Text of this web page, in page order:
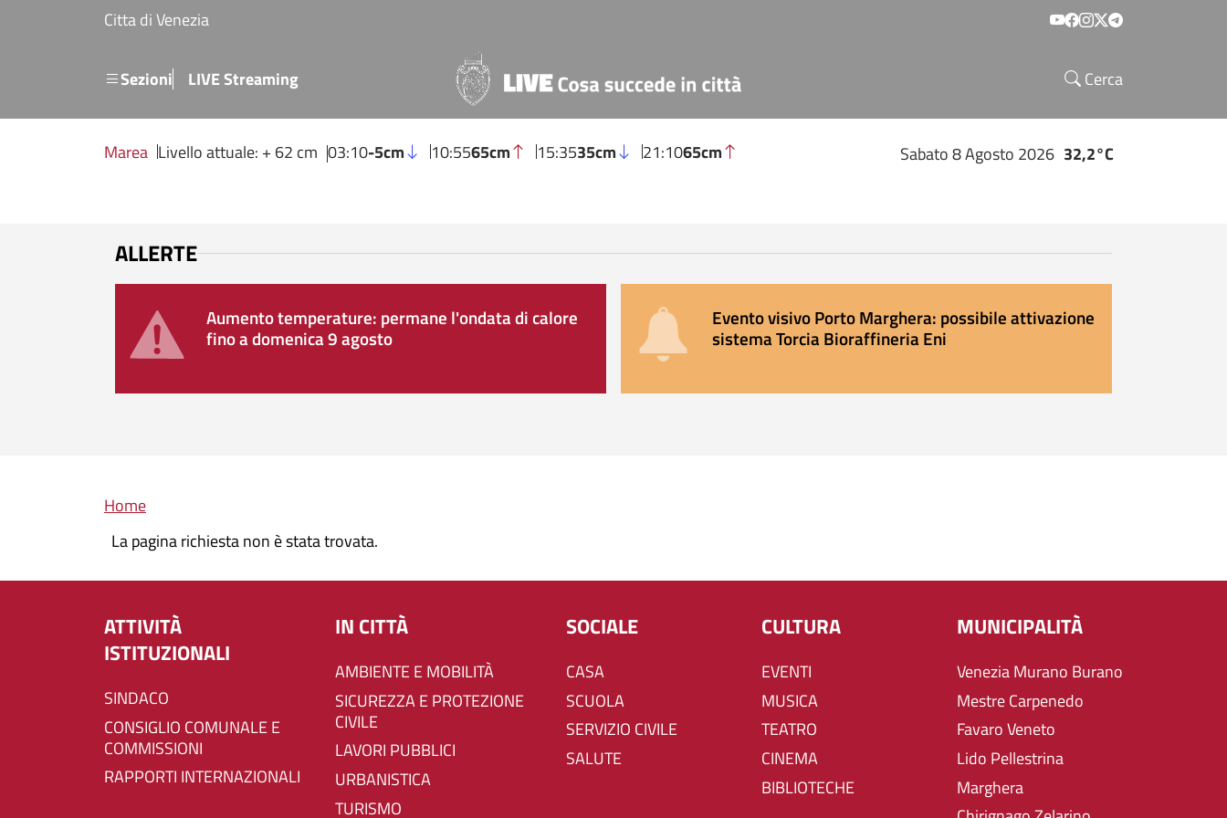
Salta al contenuto principale
Citta di Venezia Social menu
SezioniMenu secondario
LIVE Streaming Cerca
Marea Livello attuale: + 62 cm 03:10-5cm 10:5565cm 15:3535cm 21:1065cm Sabato 8 Agosto 2026 32,2°C
ALLERTE
Aumento temperature: permane l'ondata di calore
fino a domenica 9 agosto
Evento visivo Porto Marghera: possibile attivazione
sistema Torcia Bioraffineria Eni
Briciole di pane
Home
La pagina richiesta non è stata trovata.
ATTIVITÀ
ISTITUZIONALI
SINDACO
CONSIGLIO COMUNALE E
COMMISSIONI
RAPPORTI INTERNAZIONALI
IN CITTÀ
AMBIENTE E MOBILITÀ
SICUREZZA E PROTEZIONE
CIVILE
LAVORI PUBBLICI
URBANISTICA
TURISMO
SOCIALE
CASA
SCUOLA
SERVIZIO CIVILE
SALUTE
CULTURA
EVENTI
MUSICA
TEATRO
CINEMA
BIBLIOTECHE
MUNICIPALITÀ
Venezia Murano Burano
Mestre Carpenedo
Favaro Veneto
Lido Pellestrina
Marghera